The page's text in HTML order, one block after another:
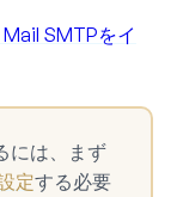
Mail SMTPをイ
には、まず
定する必要